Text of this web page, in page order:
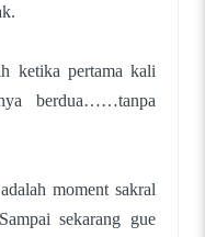
ketika pertama kali
berdua……tanpa
moment sakral
sekarang gue